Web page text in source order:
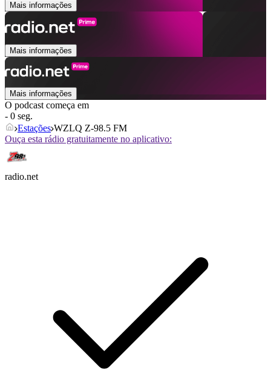
Mais informações
Mais informações
Mais informações
O podcast começa em
- 0 seg.
Estações WZLQ Z-98.5 FM
Ouça esta rádio gratuitamente no aplicativo:
radio.net